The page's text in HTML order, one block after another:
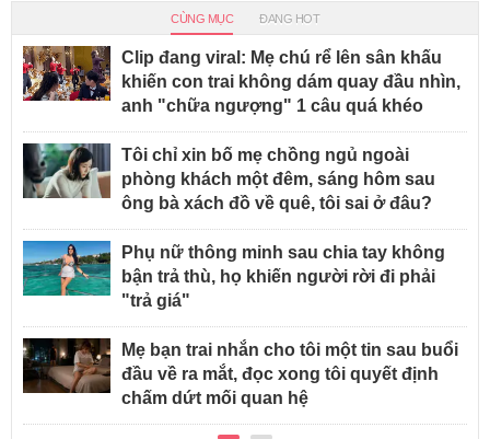
CÙNG MỤC ĐANG HOT
Clip đang viral: Mẹ chú rể lên sân khấu
khiến con trai không dám quay đầu nhìn,
anh "chữa ngượng" 1 câu quá khéo
Tôi chỉ xin bố mẹ chồng ngủ ngoài
phòng khách một đêm, sáng hôm sau
ông bà xách đồ về quê, tôi sai ở đâu?
Phụ nữ thông minh sau chia tay không
bận trả thù, họ khiến người rời đi phải
"trả giá"
Mẹ bạn trai nhắn cho tôi một tin sau buổi
đầu về ra mắt, đọc xong tôi quyết định
chấm dứt mối quan hệ